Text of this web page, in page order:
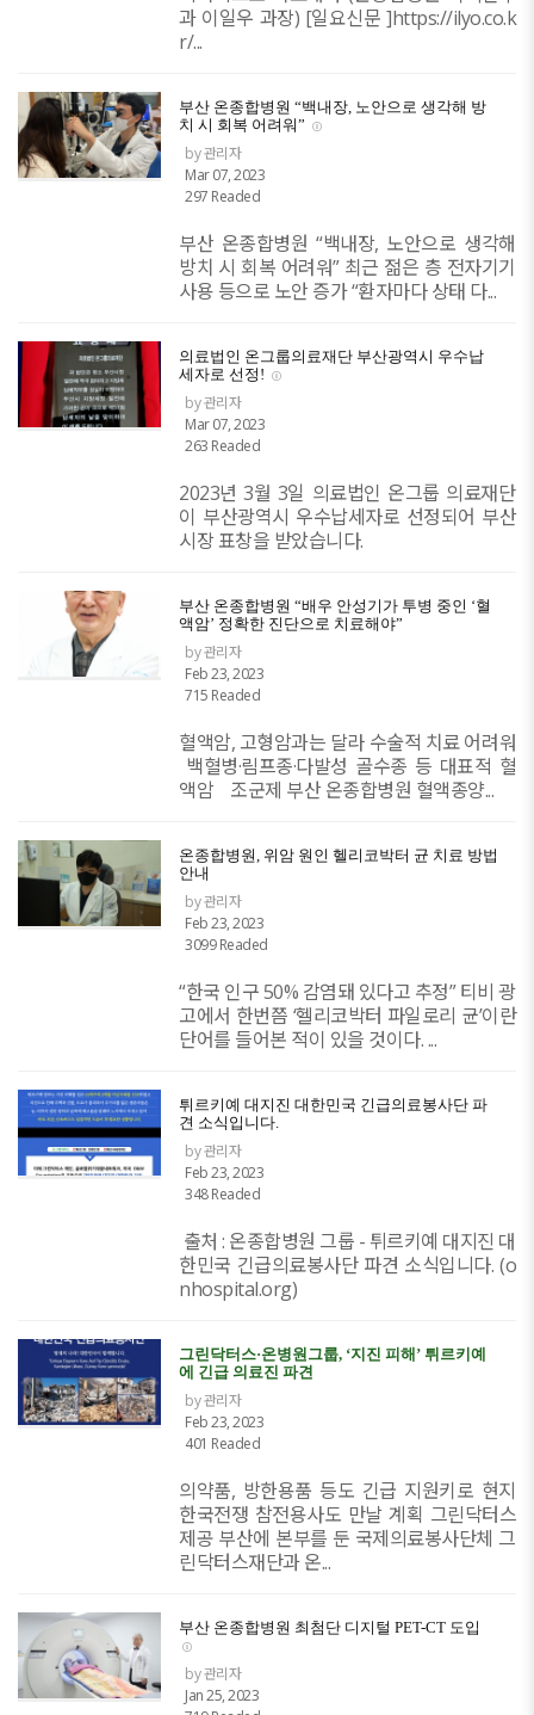
과 이일우 과장) [일요신문 ]https://ilyo.co.k
r/...
부산 온종합병원 “백내장, 노안으로 생각해 방
치 시 회복 어려워”
by 관리자
Mar 07, 2023
297 Readed
부산 온종합병원 “백내장, 노안으로 생각해
방치 시 회복 어려워” 최근 젊은 층 전자기기
사용 등으로 노안 증가 “환자마다 상태 다...
의료법인 온그룹의료재단 부산광역시 우수납
세자로 선정!
by 관리자
Mar 07, 2023
263 Readed
2023년 3월 3일 의료법인 온그룹 의료재단
이 부산광역시 우수납세자로 선정되어 부산
시장 표창을 받았습니다.
부산 온종합병원 “배우 안성기가 투병 중인 ‘혈
액암’ 정확한 진단으로 치료해야”
by 관리자
Feb 23, 2023
715 Readed
혈액암, 고형암과는 달라 수술적 치료 어려워
​ 백혈병·림프종·다발성 골수종 등 대표적 혈
액암 ​ ​ ​ 조군제 부산 온종합병원 혈액종양...
온종합병원, 위암 원인 헬리코박터 균 치료 방법
안내
by 관리자
Feb 23, 2023
3099 Readed
“한국 인구 50% 감염돼 있다고 추정” 티비 광
고에서 한번쯤 ‘헬리코박터 파일로리 균’이란
단어를 들어본 적이 있을 것이다. ...
튀르키예 대지진 대한민국 긴급의료봉사단 파
견 소식입니다.
by 관리자
Feb 23, 2023
348 Readed
​ 출처 : 온종합병원 그룹 - 튀르키예 대지진 대
한민국 긴급의료봉사단 파견 소식입니다. (o
nhospital.org)
그린닥터스·온병원그룹, ‘지진 피해’ 튀르키예
에 긴급 의료진 파견
by 관리자
Feb 23, 2023
401 Readed
의약품, 방한용품 등도 긴급 지원키로 현지
한국전쟁 참전용사도 만날 계획 그린닥터스
제공 부산에 본부를 둔 국제의료봉사단체 그
린닥터스재단과 온...
부산 온종합병원 최첨단 디지털 PET-CT 도입
by 관리자
Jan 25, 2023